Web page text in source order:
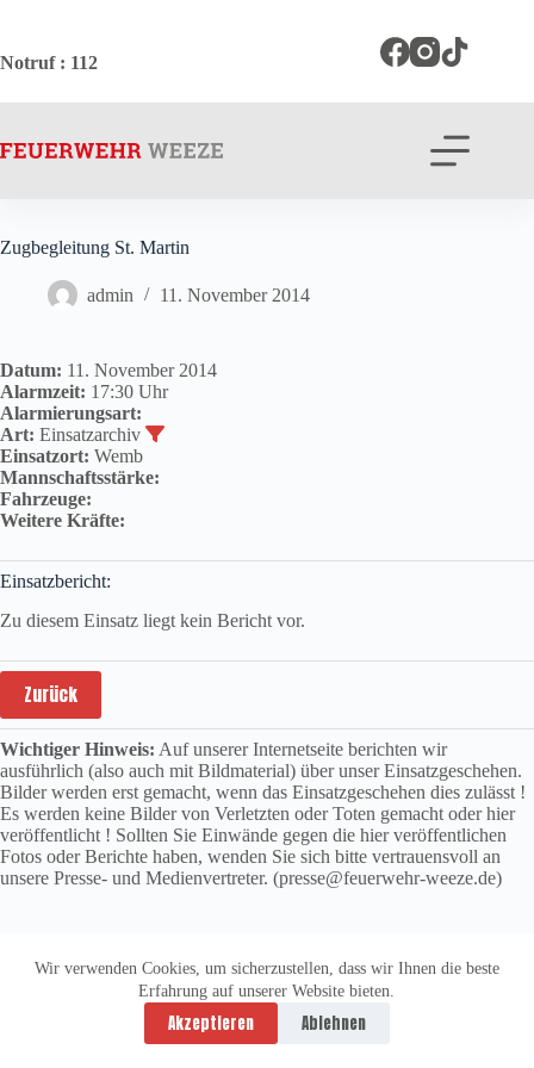
springen
Wir verwenden Cookies, um sicherzustellen, dass wir Ihnen die beste
Erfahrung auf unserer Website bieten.
Akzeptieren Ablehnen
Notruf: 112
Zugbegleitung St. Martin
admin 11. November 2014
Datum: 11. November 2014
Alarmzeit: 17:30 Uhr
Alarmierungsart:
Art: Einsatzarchiv
Einsatzort: Wemb
Mannschaftsstärke:
Fahrzeuge:
Weitere Kräfte:
Einsatzbericht:
Zu diesem Einsatz liegt kein Bericht vor.
Zurück
Wichtiger Hinweis: Auf unserer Internetseite berichten wir
ausführlich (also auch mit Bildmaterial) über unser Einsatzgeschehen.
Bilder werden erst gemacht, wenn das Einsatzgeschehen dies zulässt !
Es werden keine Bilder von Verletzten oder Toten gemacht oder hier
veröffentlicht ! Sollten Sie Einwände gegen die hier veröffentlichen
Fotos oder Berichte haben, wenden Sie sich bitte vertrauensvoll an
unsere Presse- und Medienvertreter. (presse@feuerwehr-weeze.de)
Datenschutzerklärung
Impressum
Copyright © 2026 -
vitolution